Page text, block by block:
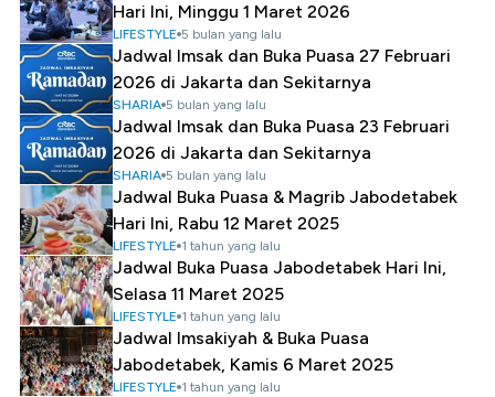
Hari Ini, Minggu 1 Maret 2026
LIFESTYLE 5 bulan yang lalu
Jadwal Imsak dan Buka Puasa 27 Februari
2026 di Jakarta dan Sekitarnya
SHARIA 5 bulan yang lalu
Jadwal Imsak dan Buka Puasa 23 Februari
2026 di Jakarta dan Sekitarnya
SHARIA 5 bulan yang lalu
Jadwal Buka Puasa & Magrib Jabodetabek
Hari Ini, Rabu 12 Maret 2025
LIFESTYLE 1 tahun yang lalu
Jadwal Buka Puasa Jabodetabek Hari Ini,
Selasa 11 Maret 2025
LIFESTYLE 1 tahun yang lalu
Jadwal Imsakiyah & Buka Puasa
Jabodetabek, Kamis 6 Maret 2025
LIFESTYLE 1 tahun yang lalu